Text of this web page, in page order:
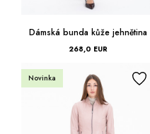
Dámská bunda kůže jehnětina
268,0 EUR
Novinka